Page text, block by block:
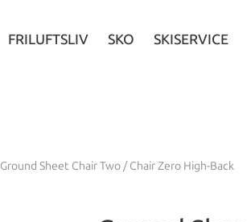
FRILUFTSLIV SKO
SKISERVICE
Ground Sheet Chair Two / Chair Zero High-Back